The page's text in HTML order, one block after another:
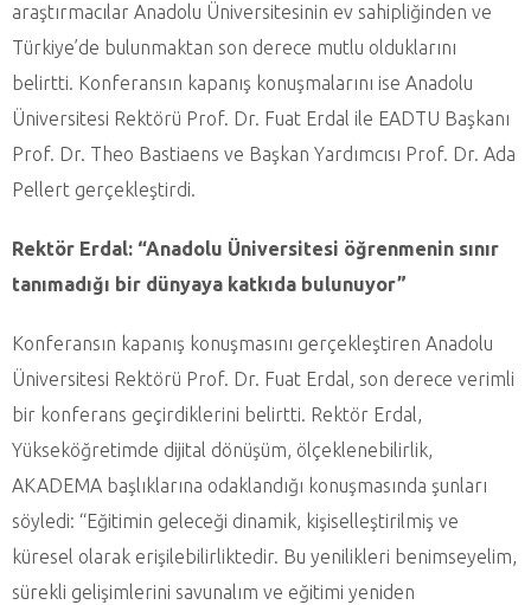
araştırmacılar Anadolu Üniversitesinin ev sahipliğinden ve
Türkiye’de bulunmaktan son derece mutlu olduklarını
belirtti. Konferansın kapanış konuşmalarını ise Anadolu
Üniversitesi Rektörü Prof. Dr. Fuat Erdal ile EADTU Başkanı
Prof. Dr. Theo Bastiaens ve Başkan Yardımcısı Prof. Dr. Ada
Pellert gerçekleştirdi.
Rektör Erdal: “Anadolu Üniversitesi öğrenmenin sınır
tanımadığı bir dünyaya katkıda bulunuyor”
Konferansın kapanış konuşmasını gerçekleştiren Anadolu
Üniversitesi Rektörü Prof. Dr. Fuat Erdal, son derece verimli
bir konferans geçirdiklerini belirtti. Rektör Erdal,
Yükseköğretimde dijital dönüşüm, ölçeklenebilirlik,
AKADEMA başlıklarına odaklandığı konuşmasında şunları
söyledi: “Eğitimin geleceği dinamik, kişiselleştirilmiş ve
küresel olarak erişilebilirliktedir. Bu yenilikleri benimseyelim,
sürekli gelişimlerini savunalım ve eğitimi yeniden